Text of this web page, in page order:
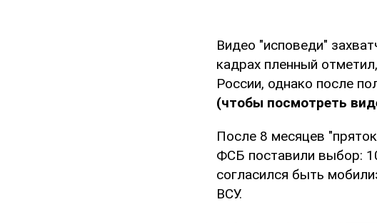
Видео "исповеди"
кадрах пленный
России, однако после
(чтобы посмотреть
После 8 месяцев
ФСБ поставили выбор:
согласился быть
ВСУ.